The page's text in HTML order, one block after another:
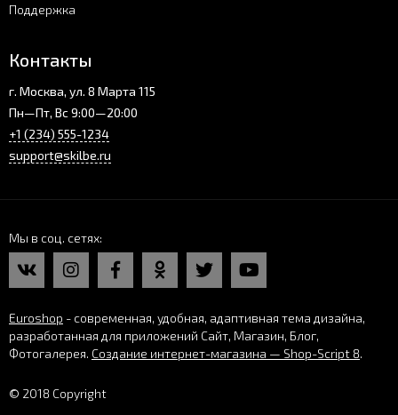
Поддержка
Контакты
г. Москва, ул. 8 Марта 115
Пн—Пт, Вс 9:00—20:00
+1 (234) 555-1234
support@skilbe.ru
Мы в соц. сетях
Euroshop - современная, удобная, адаптивная тема дизайна,
разработанная для приложений Сайт, Магазин, Блог,
Фотогалерея. Создание интернет-магазина — Shop-Script 8.
© 2018 Copyright